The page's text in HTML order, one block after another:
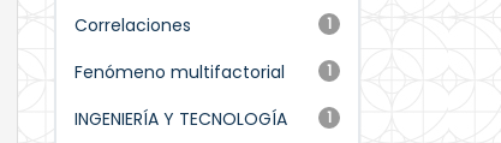
1
Correlaciones
1
Fenómeno multifactorial
1
INGENIERÍA Y TECNOLOGÍA